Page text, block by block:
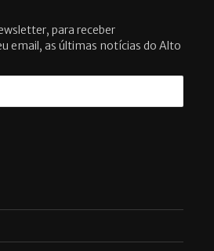
para receber
email, as últimas notícias do Alto